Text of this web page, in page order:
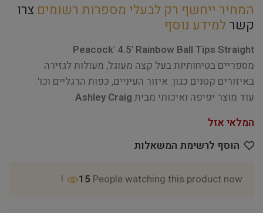
המחיר ייחשף רק לבעלי מספרות רשומים צרו
קשרלמידע נוסף
Peacock' 4.5' Rainbow Ball Tips Straight
מספריים בטיחותיות בעל קצה מעוגל, מעולות לגזירה
באיזורים קטנים כגון: איזור העיניים, כפות הרגליים וכו׳.
עוד מוצר יפיפה ואיכותי מבית Ashley Craig
המלאי אזל
הוסף לרשימת המשאלות
15 People watching this product now!